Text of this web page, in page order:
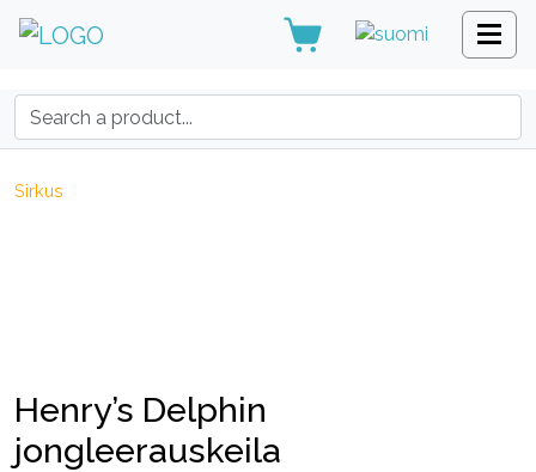
Search:
Sirkus
Henry’s Delphin
jongleerauskeila